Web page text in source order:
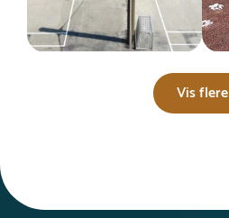
Vis flere